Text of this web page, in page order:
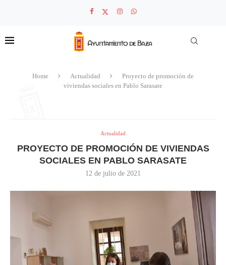
Home Actualidad
Proyecto de promoción de
viviendas sociales en Pablo Sarasate
Actualidad
PROYECTO DE PROMOCIÓN DE VIVIENDAS
SOCIALES EN PABLO SARASATE
12 de julio de 2021